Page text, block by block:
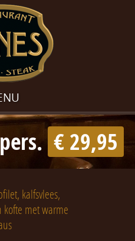
€ 29,95
kalfsvlees,
met warme